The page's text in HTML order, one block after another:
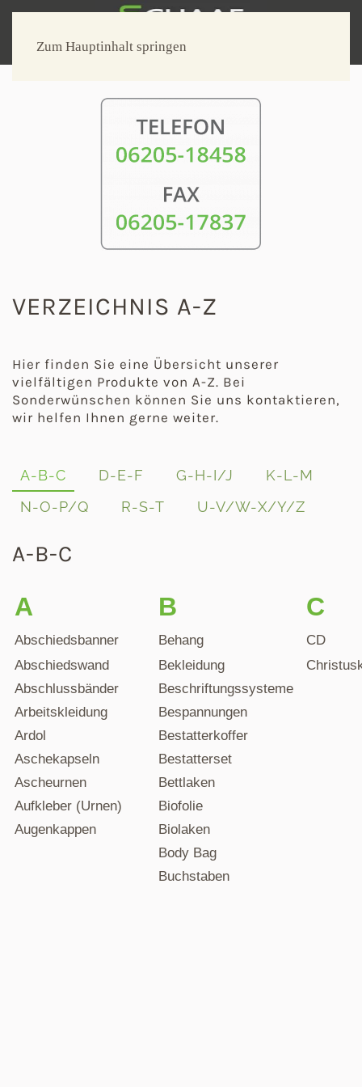
Zum Hauptinhalt springen
VERZEICHNIS A-Z
Hier finden Sie eine Übersicht unserer
vielfältigen Produkte von A-Z. Bei
Sonderwünschen können Sie uns kontaktieren,
wir helfen Ihnen gerne weiter.
A-B-C D-E-F G-H-I/J
K-L-M
N-O-P/Q
R-S-T U-V/W-X/Y/Z
A-B-C
A B C
Abschiedsbanner Behang
CD
Abschiedswand
Bekleidung
Abschlussbänder
Beschriftungssysteme
Arbeitskleidung
Bespannungen
Ardol
Bestatterkoffer
Aschekapseln
Bestatterset
Ascheurnen
Bettlaken
Aufkleber (Urnen)
Biofolie
Augenkappen
Biolaken
Body Bag
Buchstaben